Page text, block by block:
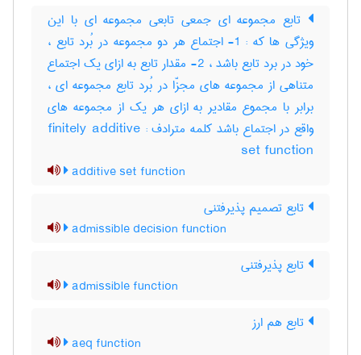
تابع مجموعه ای جمعی تابعی مجموعه ای با این
ویژگی ها که : 1- اجتماع هر دو مجموعه در بُرد تابع ،
خود در برد تابع باشد ، 2- مقدار تابع به ازای یک اجتماع
متناهی از مجموعه های مجزّا در بُرد تابع مجموعه ای ،
برابر با مجموع مقادیر به ازای هر یک از مجموعه های
واقع در اجتماع باشد کلمه مترادف : finitely additive
set function
additive set function
تابع تصمیم پذیرفتنی
admissible decision function
تابع پذیرفتنی
admissible function
تابع هم ارز
aeq function